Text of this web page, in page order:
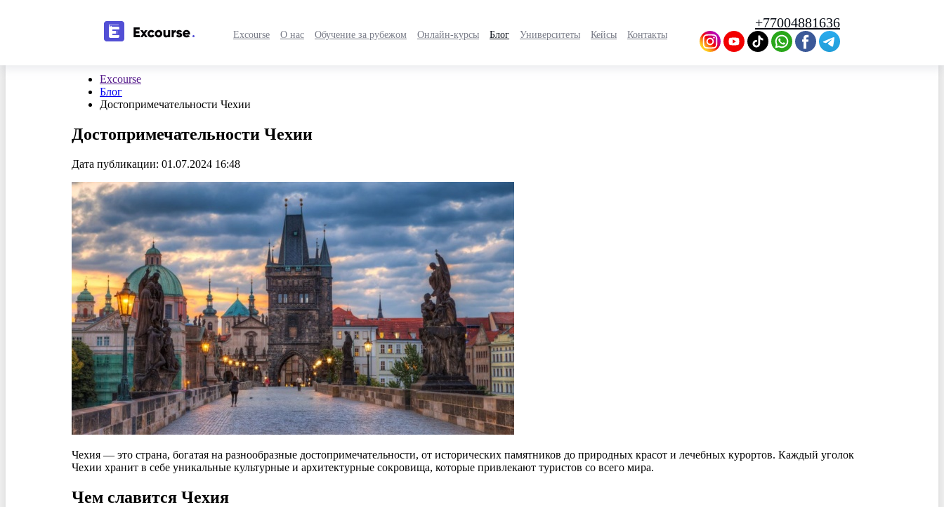
Excourse О нас Обучение за рубежом Онлайн-курсы Блог Университеты Кейсы Контакты
+77004881636
Excourse
Блог
Достопримечательности Чехии
Достопримечательности Чехии
Дата публикации: 01.07.2024 16:48
Чехия — это страна, богатая на разнообразные достопримечательности, от исторических памятников до природных красот и лечебных курортов. Каждый уголок
Чехии хранит в себе уникальные культурные и архитектурные сокровища, которые привлекают туристов со всего мира.
Чем славится Чехия